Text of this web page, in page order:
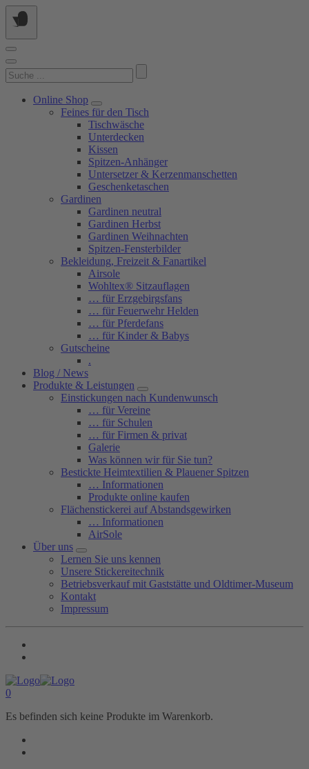
Springe
zum
Suchen
nach:
Online Shop
Feines für den Tisch
Tischwäsche
Unterdecken
Kissen
Spitzen-Anhänger
Untersetzer & Kerzenmanschetten
Geschenketaschen
Gardinen
Gardinen neutral
Gardinen Herbst
Gardinen Weihnachten
Spitzen-Fensterbilder
Bekleidung, Freizeit & Fanartikel
Airsole
Wohltex® Sitzauflagen
… für Erzgebirgsfans
… für Feuerwehr Helden
… für Pferdefans
… für Kinder & Babys
Gutscheine
.
Blog / News
Produkte & Leistungen
Einstickungen nach Kundenwunsch
… für Vereine
… für Schulen
… für Firmen & privat
Galerie
Was können wir für Sie tun?
Bestickte Heimtextilien & Plauener Spitzen
… Informationen
Produkte online kaufen
Flächenstickerei auf Abstandsgewirken
… Informationen
AirSole
Über uns
Lernen Sie uns kennen
Unsere Stickereitechnik
Betriebsverkauf mit Gaststätte und Oldtimer-Museum
Kontakt
Impressum
0
Es befinden sich keine Produkte im Warenkorb.